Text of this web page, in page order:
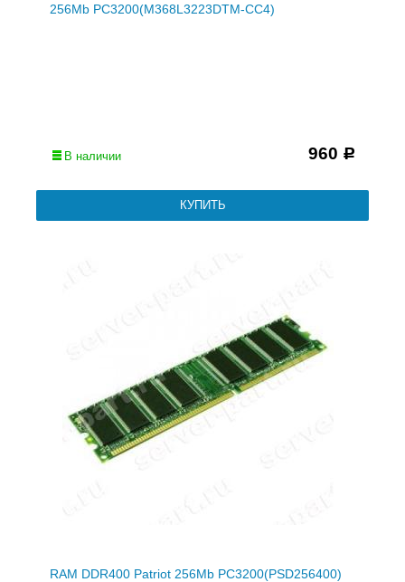
256Mb PC3200(M368L3223DTM-CC4)
В наличии 960 Р
RAM DDR400 Patriot 256Mb PC3200(PSD256400)